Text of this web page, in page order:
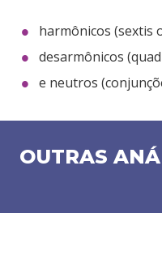
harmônicos (sextis
desarmônicos
e neutros
OUTRAS